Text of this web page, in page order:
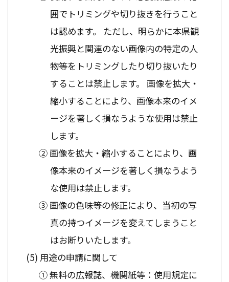
囲でトリミングや切り抜きを行うこと
は認めます。 ただし、明らかに本県観
光振興と関連のない画像内の特定の人
物等をトリミングしたり切り抜いたり
することは禁止します。 画像を拡大・
縮小することにより、画像本来のイメ
ージを著しく損なうような使用は禁止
します。
② 画像を拡大・縮小することにより、画
像本来のイメージを著しく損なうよう
な使用は禁止します。
③ 画像の色味等の修正により、当初の写
真の持つイメージを変えてしまうこと
はお断りいたします。
用途の申請に関して
① 無料の広報誌、機関紙等：使用規定に